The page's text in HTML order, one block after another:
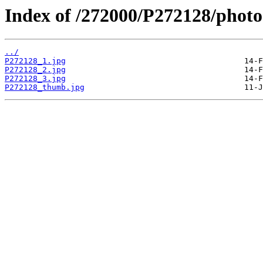
Index of /272000/P272128/
../
P272128_1.jpg
P272128_2.jpg
P272128_3.jpg
P272128_thumb.jpg